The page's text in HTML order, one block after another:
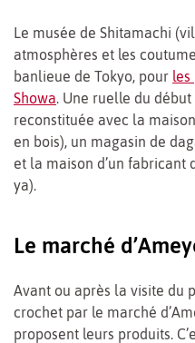
Le musée de Shitamachi
atmosphères et les
banlieue de Tokyo, pour les
Showa. Une ruelle du
reconstituée avec la
en bois), un magasin de
et la maison d’un fabricant
ya).
Le marché
Avant ou après la visite du
crochet par le marché
proposent leurs produits.